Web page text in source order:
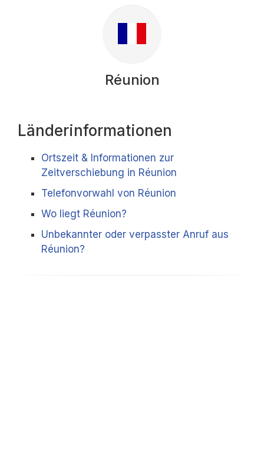
Réunion
Länderinformationen
Ortszeit & Informationen zur
Zeitverschiebung in Réunion
Telefonvorwahl von Réunion
Wo liegt Réunion?
Unbekannter oder verpasster Anruf aus
Réunion?